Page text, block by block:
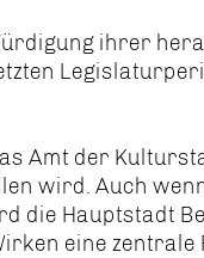
ihrer
Amt der
wird. Auch
die Hauptstadt
eine zentrale